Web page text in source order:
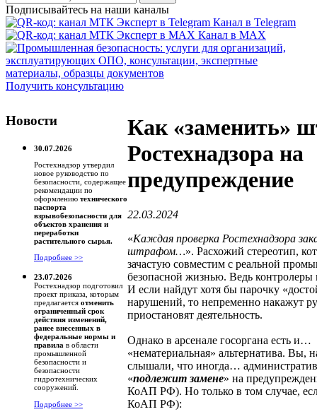
Подписывайтесь на наши каналы
Канал в Telegram
Канал в MAX
Получить консультацию
Новости
30.07.2026
Ростехнадзор утвердил
новое руководство по
безопасности, содержащее
рекомендации по
оформлению технического
паспорта
взрывобезопасности для
объектов хранения и
переработки
растительного сырья.
Подробнее >>
23.07.2026
Ростехнадзор подготовил
проект приказа, которым
предлагается отменить
ограниченный срок
действия изменений,
ранее внесенных в
федеральные нормы и
правила в области
промышленной
безопасности и
безопасности
гидротехнических
сооружений.
Подробнее >>
Как «заменить»
Ростехнадзора на
предупреждение
22.03.2024
«Каждая проверка Ростехнадзора
штрафом…». Расхожий стереотип,
зачастую совместим с реальной
безопасной жизнью. Ведь
И если найдут хотя бы парочку
нарушений, то непременно накажут
приостановят деятельность.
Однако в арсенале госоргана есть и…
«нематериальная» альтернатива. Вы,
слышали, что иногда…
«подлежит замене» на
КоАП РФ). Но только в том случае,
КоАП РФ):